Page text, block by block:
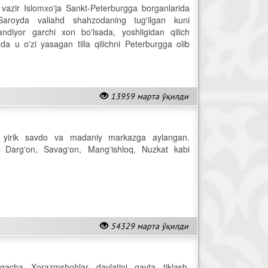
13959 марта ўқилди
Islomxo'ja Sankt-Peterburgga borganlarida
valiahd shahzodaning tug'ilgan kuni
garchi xon bo'lsada, yoshligidan qilich
u o'zi yasagan tilla qilichni Peterburgga olib
54329 марта ўқилди
savdo va madaniy markazga aylangan.
Savag‘on, Mang‘ishloq, Nuzkat kabi